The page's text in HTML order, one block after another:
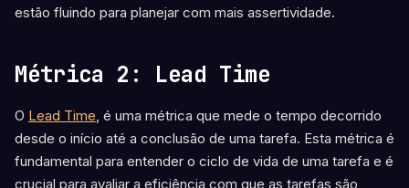
estão fluindo para planejar com mais assertividade.
Métrica 2: Lead Time
O Lead Time, é uma métrica que mede o tempo decorrido
desde o início até a conclusão de uma tarefa. Esta métrica é
fundamental para entender o ciclo de vida de uma tarefa e é
crucial para avaliar a eficiência com que as tarefas são